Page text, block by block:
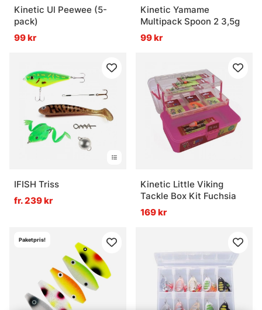
Kinetic Ul Peewee (5-
pack)
99 kr
Kinetic Yamame
Multipack Spoon 2 3,5g
99 kr
IFISH Triss
fr. 239 kr
Kinetic Little Viking
Tackle Box Kit Fuchsia
169 kr
Paketpris!